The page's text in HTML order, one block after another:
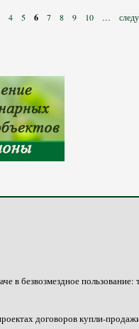
4 5 6 7 8 9 10 …
в безвозмездное пользование:
договоров купли-